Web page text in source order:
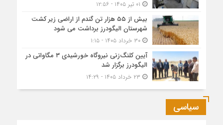
بیش از ۵۵ هزار تن گندم از اراضی زیر کشت
شهرستان الیگودرز برداشت می شود
۳۰ خرداد ۱۴۰۵ - ۱:۱۵
آیین کلنگ‌زنی نیروگاه خورشیدی ۳ مگاواتی در
الیگودرز برگزار شد
سیاسی